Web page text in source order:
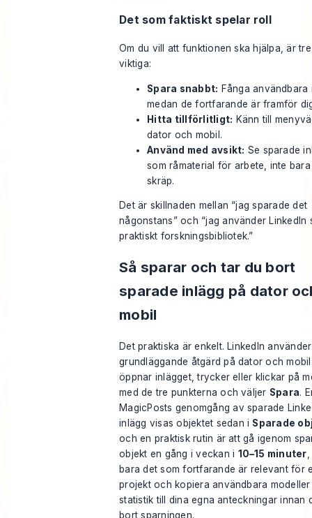
Det som faktiskt spelar roll
Om du vill att funktionen ska hjälpa, är
viktiga:
Spara snabbt: Fånga användbara
medan de fortfarande är framför
Hitta tillförlitligt: Känn till
dator och mobil.
Använd med avsikt: Se sparade
som råmaterial för arbete, inte
skräp.
Det är skillnaden mellan “jag sparade det
någonstans” och “jag använder LinkedIn
praktiskt forskningsbibliotek.”
Så sparar och tar du bort
sparade inlägg på dator
mobil
Det praktiska är enkelt. LinkedIn
grundläggande åtgärd på dator och
öppnar inlägget, trycker eller klickar på
med de tre punkterna och väljer Spara.
MagicPosts genomgång av sparade
inlägg visas objektet sedan i Sparade
och en praktisk rutin är att gå igenom
objekt en gång i veckan i 10–15 minuter
bara det som fortfarande är relevant för
projekt och kopiera användbara
statistik till dina egna anteckningar innan
bort sparningen.